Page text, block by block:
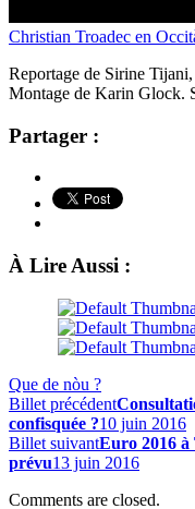
Christian Troadec en
Reportage de Sirine
Montage de Karin Glock.
Partager :
À Lire Aussi :
Que de nòu ?
Billet précédent
confisquée ?10 juin 2016
Billet suivantEuro 2016 à
prévu13 juin 2016
Comments are closed.